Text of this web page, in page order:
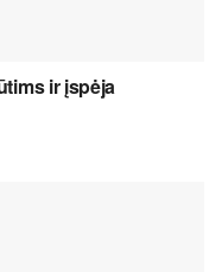
ir įspėja